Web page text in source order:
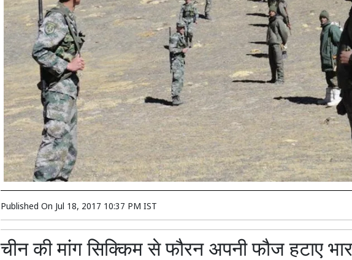
Published On Jul 18, 2017 10:37 PM IST
चीन की मांग सिक्किम से फौरन अपनी फौज हटाए